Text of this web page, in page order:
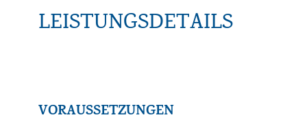
LEISTUNGSDETAILS
VORAUSSETZUNGEN